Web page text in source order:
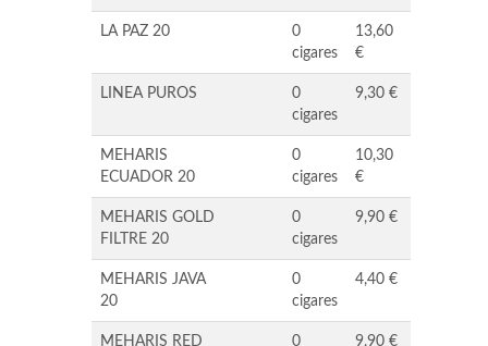
LA PAZ 20
0
cigares
13,60
€
LINEA PUROS
0
cigares
9,30 €
MEHARIS
ECUADOR 20
0
cigares
10,30
€
MEHARIS GOLD
FILTRE 20
0
cigares
9,90 €
MEHARIS JAVA
20
0
cigares
4,40 €
MEHARIS RED
0
9,90 €